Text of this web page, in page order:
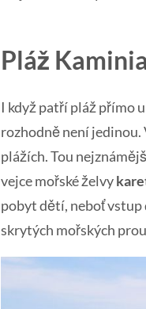
Pláž Kaminia
I když patří pláž přímo
rozhodně není jedinou.
plážích. Tou
vejce mořské želvy
pobyt dětí, neboť vstup
skrytých mořských